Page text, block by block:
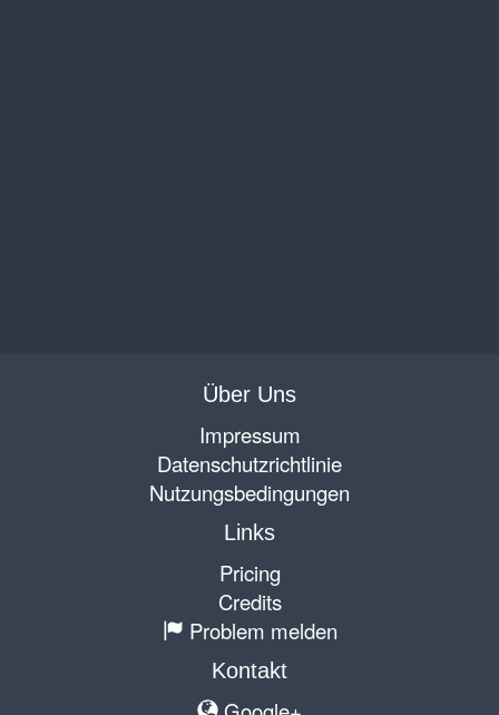
Über Uns
Impressum
Datenschutzrichtlinie
Nutzungsbedingungen
Links
Pricing
Credits
Problem melden
Kontakt